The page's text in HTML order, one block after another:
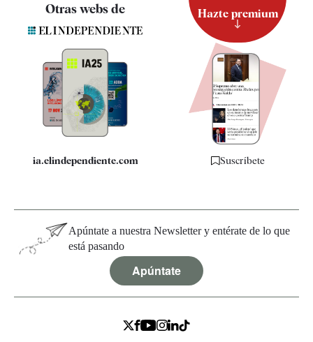
Quiénes somos
Especificaciones
Otras webs de
ia.elindependiente.com
Hazte premium
Suscríbete
Apúntate a nuestra Newsletter y entérate de lo que
está pasando
Apúntate